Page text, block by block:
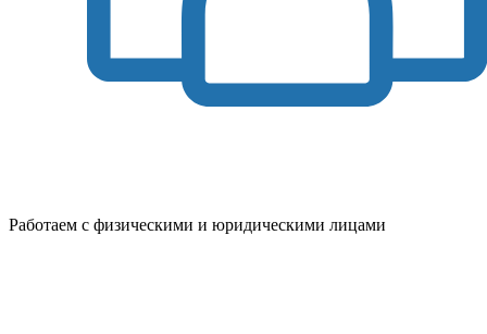
Работаем с физическими и юридическими лицами